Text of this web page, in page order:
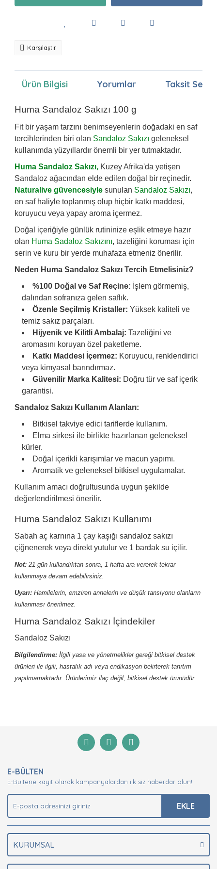
Karşılaştır
Ürün Bilgisi Yorumlar Taksit
Huma Sandaloz Sakızı 100 g
Fit bir yaşam tarzını benimseyenlerin doğadaki en saf
tercihlerinden biri olan Sandaloz Sakızı geleneksel
kullanımda yüzyıllardır önemli bir yer tutmaktadır.
Huma Sandaloz Sakızı, Kuzey Afrika'da yetişen
Sandaloz ağacından elde edilen doğal bir reçinedir.
Naturalive güvencesiyle sunulan Sandaloz Sakızı,
en saf haliyle toplanmış olup hiçbir katkı maddesi,
koruyucu veya yapay aroma içermez.
Doğal içeriğiyle günlük rutininize eşlik etmeye hazır
olan Huma Sadaloz Sakızını, tazeliğini koruması için
serin ve kuru bir yerde muhafaza etmeniz önerilir.
Neden Huma Sandaloz Sakızı Tercih Etmelisiniz?
%100 Doğal ve Saf Reçine: İşlem görmemiş,
dalından sofranıza gelen saflık.
Özenle Seçilmiş Kristaller: Yüksek kaliteli ve
temiz sakız parçaları.
Hijyenik ve Kilitli Ambalaj: Tazeliğini ve
aromasını koruyan özel paketleme.
Katkı Maddesi İçermez: Koruyucu, renklendirici
veya kimyasal barındırmaz.
Güvenilir Marka Kalitesi: Doğru tür ve saf içerik
garantisi.
Sandaloz Sakızı Kullanım Alanları:
Bitkisel takviye edici tariflerde kullanım.
Elma sirkesi ile birlikte hazırlanan geleneksel
kürler.
Doğal içerikli karışımlar ve macun yapımı.
Aromatik ve geleneksel bitkisel uygulamalar.
Kullanım amacı doğrultusunda uygun şekilde
değerlendirilmesi önerilir.
Huma Sandaloz Sakızı Kullanımı
Sabah aç karnına 1 çay kaşığı sandaloz sakızı
çiğnenerek veya direkt yutulur ve 1 bardak su içilir.
Not: 21 gün kullandıktan sonra, 1 hafta ara vererek tekrar
kullanmaya devam edebilirsiniz.
Uyarı: Hamilelerin, emziren annelerin ve düşük tansiyonu olanların
kullanması önerilmez.
Huma Sandaloz Sakızı İçindekiler
Sandaloz Sakızı
Bilgilendirme: İlgili yasa ve yönetmelikler gereği bitkisel destek
ürünleri ile ilgili, hastalık adı veya endikasyon belirterek tanıtım
yapılmamaktadır. Ürünlerimiz ilaç değil, bitkisel destek ürünüdür.
Yorum Yaz
Görüş ve önerileriniz için teşekkür ederiz.
Ürün açıklamasında eksik bilgiler bulunuyor.
Ürün bilgilerinde hatalar bulunuyor.
E-BÜLTEN
E-Bültene kayıt olarak kampanyalardan ilk siz haberdar olun!
EKLE
KURUMSAL